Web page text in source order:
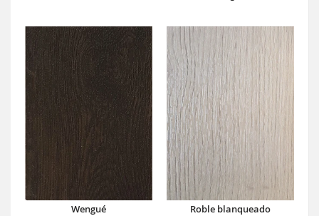
Wengué Roble blanqueado